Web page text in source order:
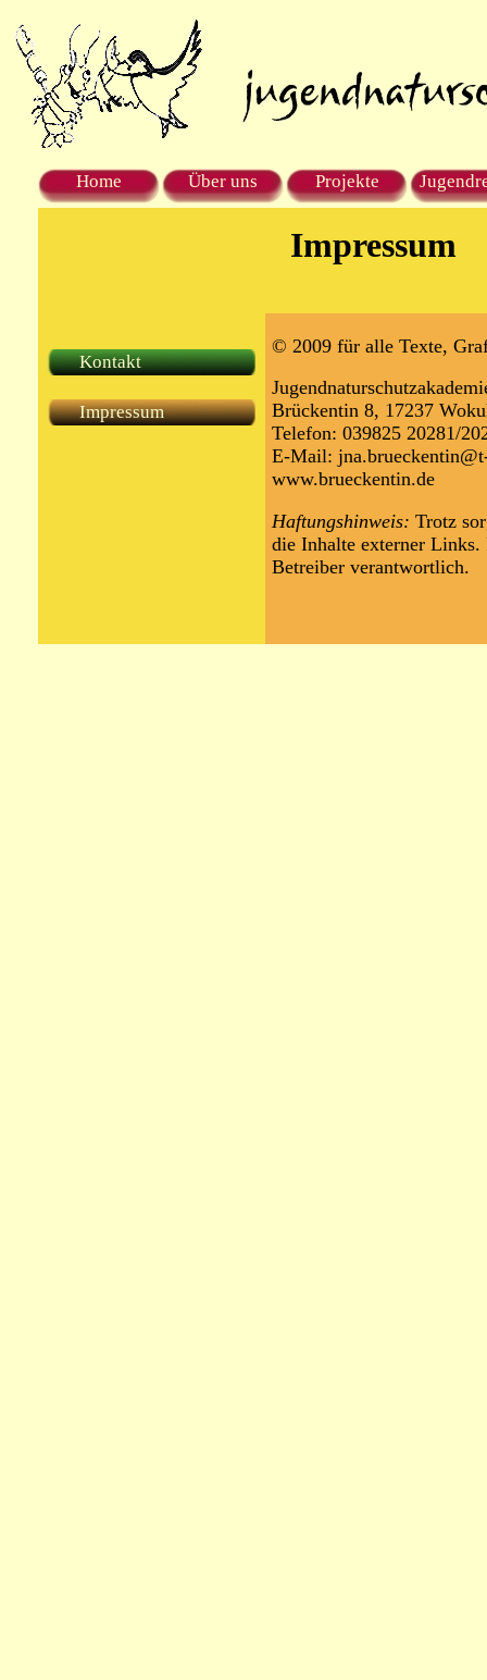
Home Über uns Projekte
Kontakt
Impressum
Impressum
© 2009 für alle Texte,
Brückentin 8, 17237
Telefon: 039825 20281/
E-Mail:
www.brueckentin.de
Haftungshinweis: Trotz
die Inhalte externer Links.
Betreiber verantwortlich.